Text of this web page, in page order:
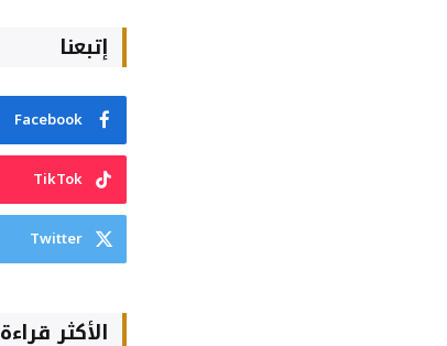
إتبعنا
Facebook
TikTok
Twitter
الأكثر قراءة